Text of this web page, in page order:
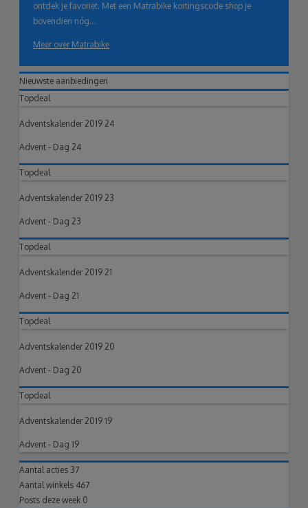
ontdek je favoriet. Met een Matrabike kortingscode shop je
bovendien nóg...
Meer over Matrabike
Nieuwste aanbiedingen
Topdeal
Adventskalender 2019 24
Advent - Dag 24
Topdeal
Adventskalender 2019 23
Advent - Dag 23
Topdeal
Adventskalender 2019 21
Advent - Dag 21
Topdeal
Adventskalender 2019 20
Advent - Dag 20
Topdeal
Adventskalender 2019 19
Advent - Dag 19
Aantal acties 37
Aantal winkels 467
Posts deze week 0